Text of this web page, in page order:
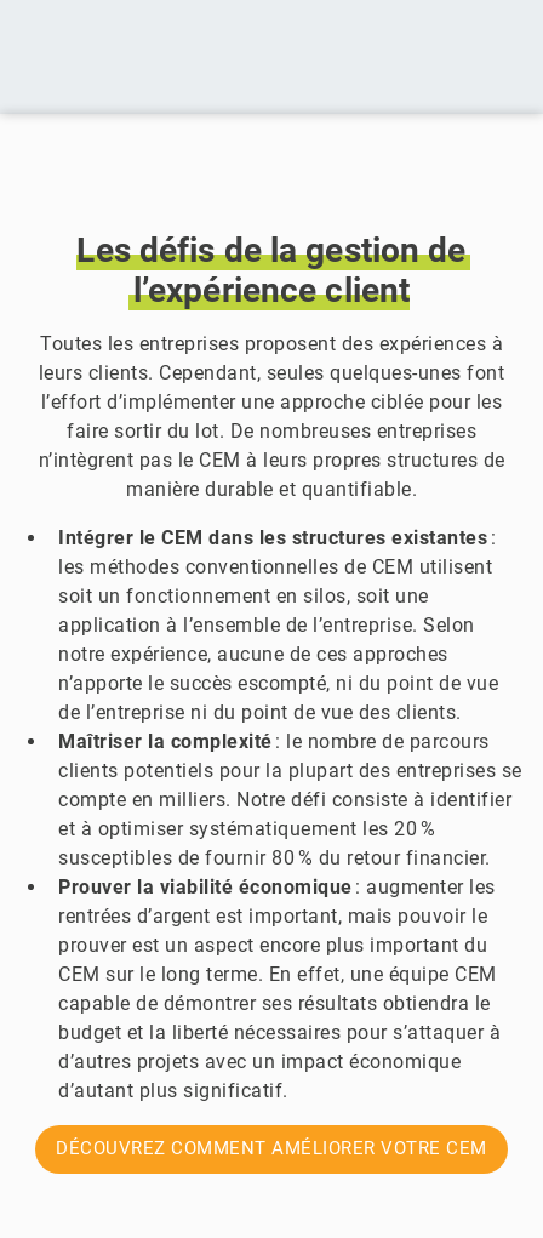
Les défis de la gestion de
l’expérience client
Toutes les entreprises proposent des expériences à
leurs clients. Cependant, seules quelques-unes font
l’effort d’implémenter une approche ciblée pour les
faire sortir du lot. De nombreuses entreprises
n’intègrent pas le CEM à leurs propres structures de
manière durable et quantifiable.
Intégrer le CEM dans les structures existantes :
les méthodes conventionnelles de CEM utilisent
soit un fonctionnement en silos, soit une
application à l’ensemble de l’entreprise. Selon
notre expérience, aucune de ces approches
n’apporte le succès escompté, ni du point de vue
de l’entreprise ni du point de vue des clients.
Maîtriser la complexité : le nombre de parcours
clients potentiels pour la plupart des entreprises se
compte en milliers. Notre défi consiste à identifier
et à optimiser systématiquement les 20 %
susceptibles de fournir 80 % du retour financier.
Prouver la viabilité économique : augmenter les
rentrées d’argent est important, mais pouvoir le
prouver est un aspect encore plus important du
CEM sur le long terme. En effet, une équipe CEM
capable de démontrer ses résultats obtiendra le
budget et la liberté nécessaires pour s’attaquer à
d’autres projets avec un impact économique
d’autant plus significatif.
DÉCOUVREZ COMMENT AMÉLIORER VOTRE CEM